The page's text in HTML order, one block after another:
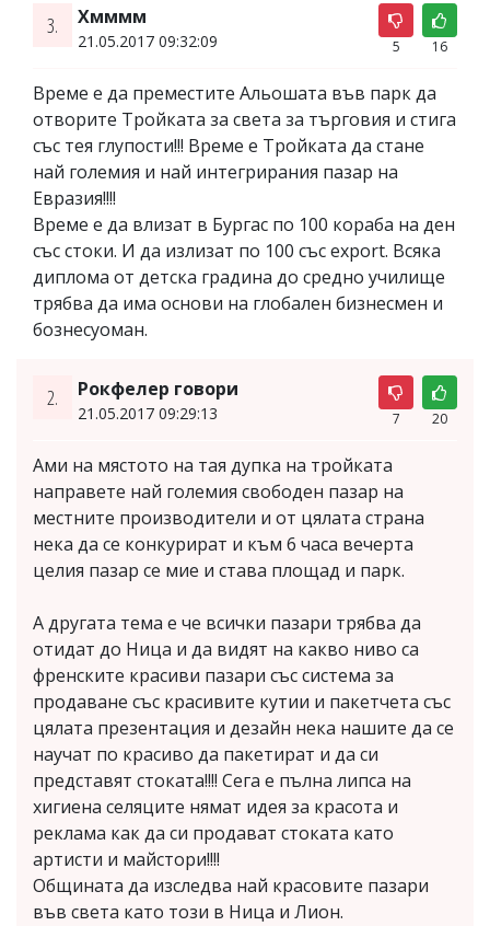
3. Хмммм
21.05.2017 09:32:09 5 16
Време е да преместите Альошата във парк да
отворите Тройката за света за търговия и стига
със тея глупости!!! Време е Тройката да стане
най големия и най интегрирания пазар на
Евразия!!!!
Време е да влизат в Бургас по 100 кораба на ден
със стоки. И да излизат по 100 със export. Всяка
диплома от детска градина до средно училище
трябва да има основи на глобален бизнесмен и
бознесуоман.
2. Рокфелер говори
21.05.2017 09:29:13 7 20
Ами на мястото на тая дупка на тройката
направете най големия свободен пазар на
местните производители и от цялата страна
нека да се конкурират и към 6 часа вечерта
целия пазар се мие и става площад и парк.
А другата тема е че всички пазари трябва да
отидат до Ница и да видят на какво ниво са
френските красиви пазари със система за
продаване със красивите кутии и пакетчета със
цялата презентация и дезайн нека нашите да се
научат по красиво да пакетират и да си
представят стоката!!!! Сега е пълна липса на
хигиена селяците нямат идея за красота и
реклама как да си продават стоката като
артисти и майстори!!!!
Общината да изследва най красовите пазари
във света като този в Ница и Лион.